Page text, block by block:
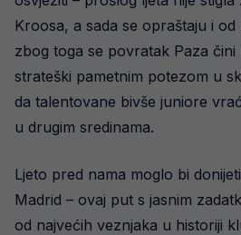
Kroosa, a sada se opraštaju i
zbog toga se povratak Paza čini
strateški pametnim potezom u
da talentovane bivše juniore
u drugim sredinama.
Ljeto pred nama moglo bi
Madrid – ovaj put s jasnim
od najvećih veznjaka u historiji